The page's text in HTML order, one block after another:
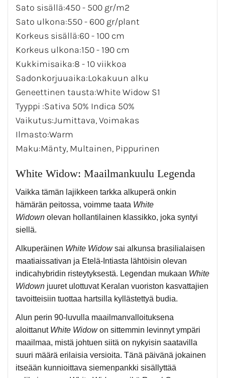
Sato sisällä:450 - 500 gr/m2
Sato ulkona:550 - 600 gr/plant
Korkeus sisällä:60 - 100 cm
Korkeus ulkona:150 - 190 cm
Kukkimisaika:8 - 10 viikkoa
Sadonkorjuuaika:Lokakuun alku
Geneettinen tausta:White Widow S1
Tyyppi :Sativa 50% Indica 50%
Vaikutus:Jumittava, Voimakas
Ilmasto:Warm
Maku:Mänty, Multainen, Pippurinen
White Widow: Maailmankuulu Legenda
Vaikka tämän lajikkeen tarkka alkuperä onkin
hämärän peitossa, voimme taata White
Widown olevan hollantilainen klassikko, joka syntyi
siellä.
Alkuperäinen White Widowsai alkunsa brasilialaisen
maatiaissativan ja Etelä-Intiasta lähtöisin olevan
indicahybridin risteytyksestä. Legendan mukaan White
Widown juuret ulottuvat Keralan vuoriston kasvattajien
tavoitteisiin tuottaa hartsilla kyllästettyä budia.
Alun perin 90-luvulla maailmanvalloituksena
aloittanut White Widowon sittemmin levinnyt ympäri
maailmaa, mistä johtuen siitä on nykyisin saatavilla
suuri määrä erilaisia versioita. Tänä päivänä jokainen
itseään kunnioittava siemenpankki sisällyttää